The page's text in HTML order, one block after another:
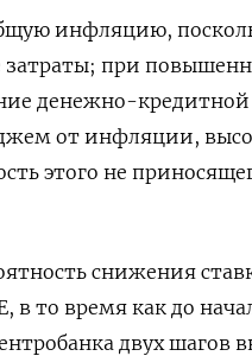
инфляцию,
затраты; при
денежно-кредитной
от инфляции,
этого ​не
снижения
в то время как до
двух шагов